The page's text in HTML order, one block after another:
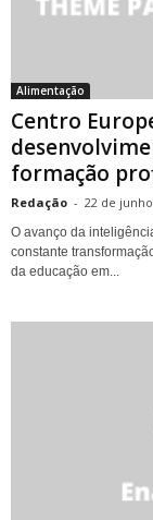
Alimentação
Centro
formação
Redação - 22 de
O avanço da
constante
da educação em...